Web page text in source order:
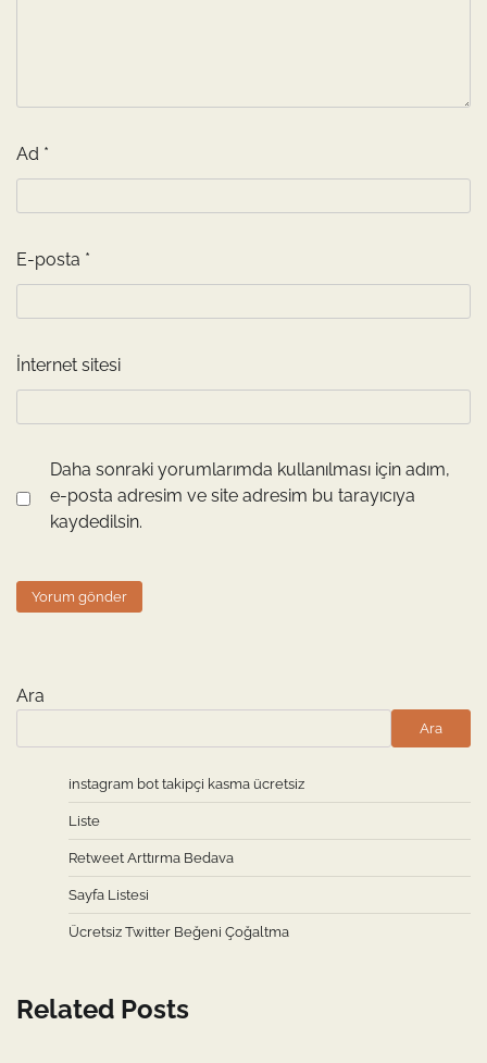
Ad *
E-posta *
İnternet sitesi
Daha sonraki yorumlarımda kullanılması için adım,
e-posta adresim ve site adresim bu tarayıcıya
kaydedilsin.
Ara
Ara
instagram bot takipçi kasma ücretsiz
Liste
Retweet Arttırma Bedava
Sayfa Listesi
Ücretsiz Twitter Beğeni Çoğaltma
Related Posts